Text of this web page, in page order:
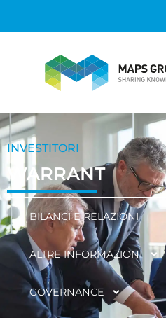
INVESTITORI
WARRANT
BILANCI E RELAZIONI
ALTRE INFORMAZIONI
GOVERNANCE